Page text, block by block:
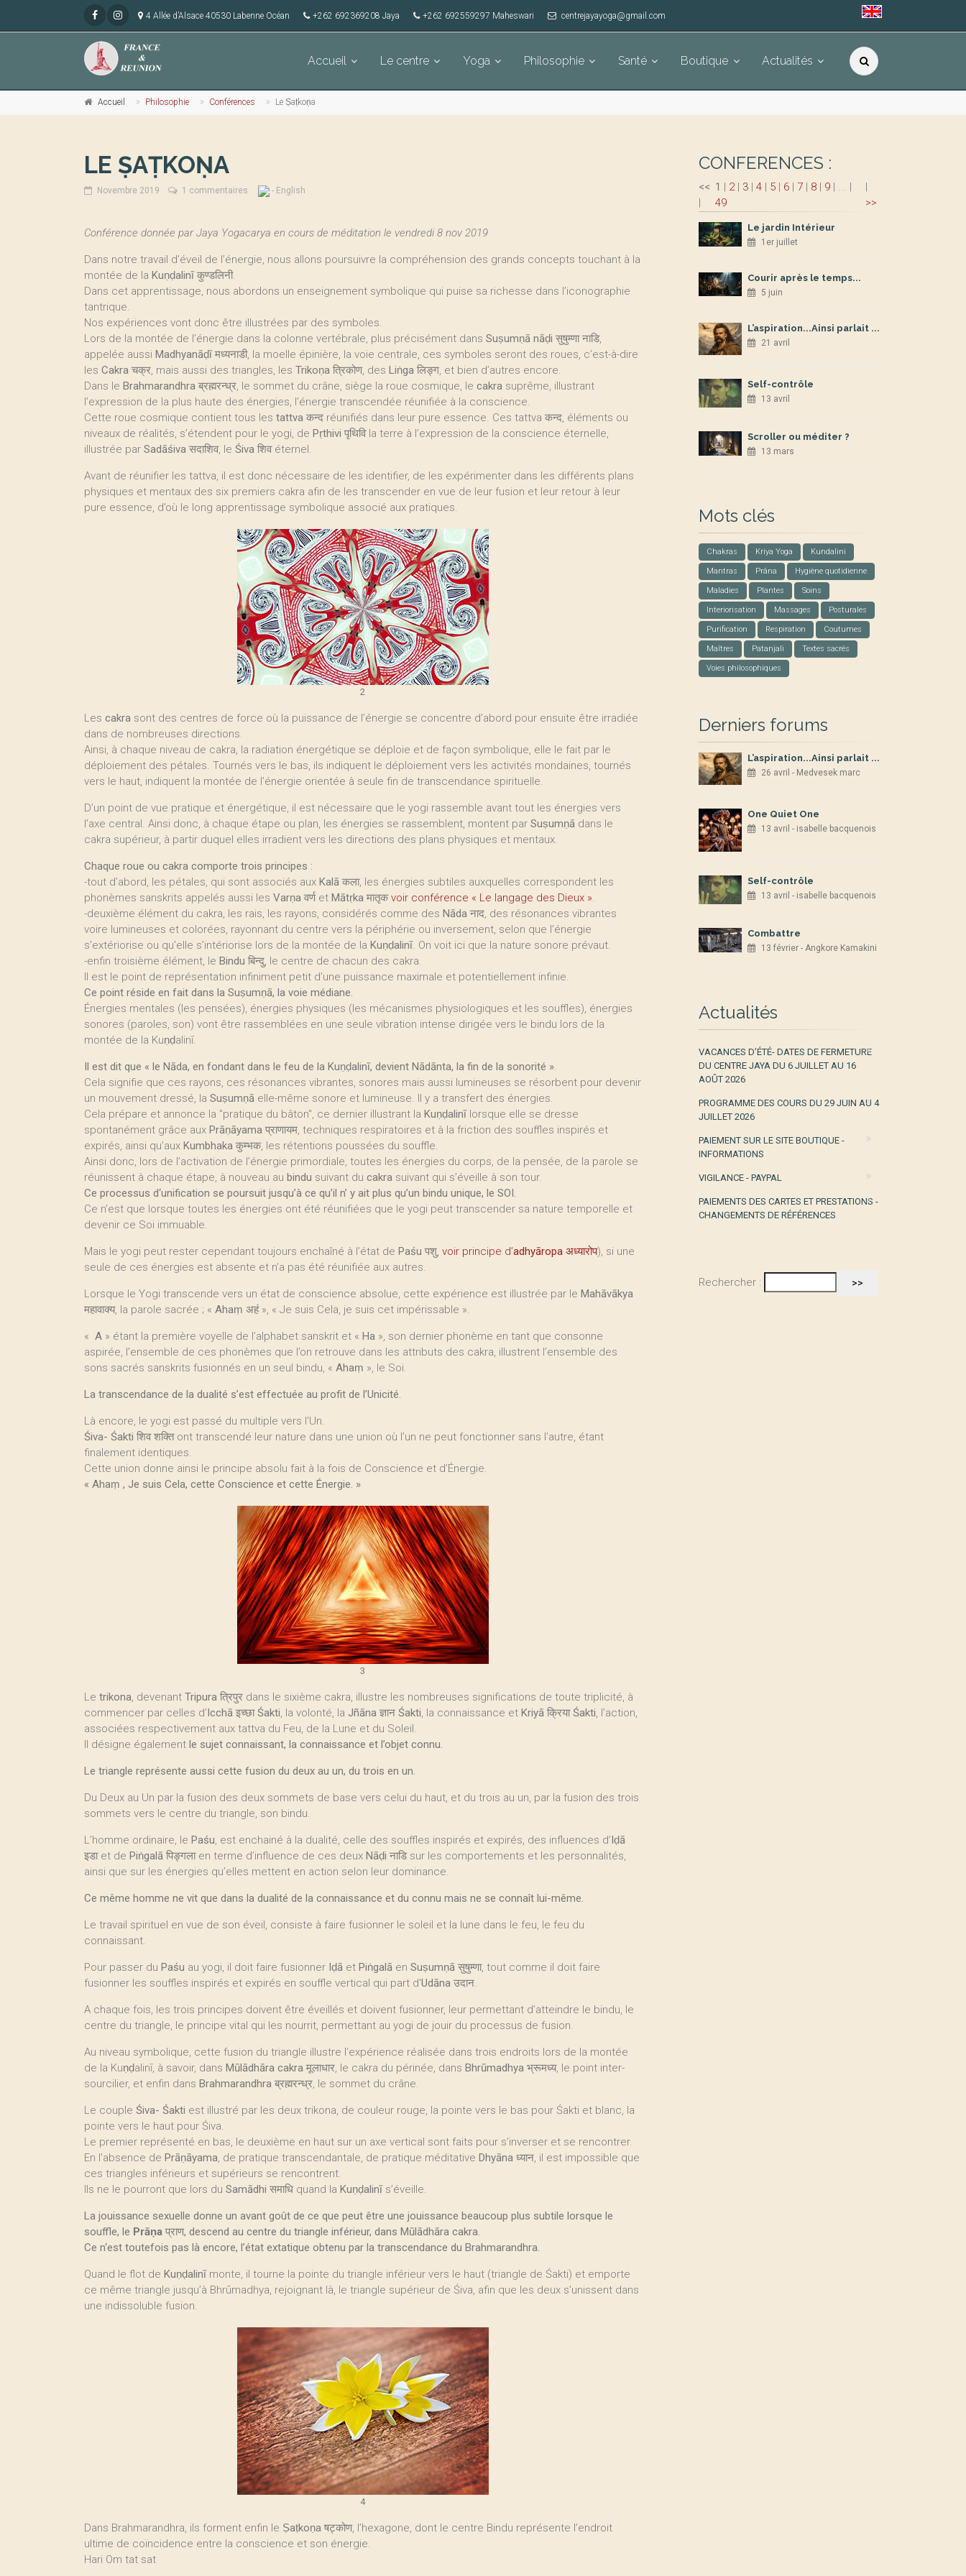
4 Allée d’Alsace 40530 Labenne Océan +262 692369208 Jaya +262 692559297 Maheswari centrejayayoga@gmail.com
Accueil Le centre Yoga Philosophie Santé Boutique Actualités
Accueil Philosophie Conférences Le Ṣaṭkoṇa
LE ṢAṬKOṆA
Novembre 2019 1 commentaires - English
Conférence donnée par Jaya Yogacarya en cours de méditation le vendredi 8 nov 2019
Dans notre travail d’éveil de l’énergie, nous allons poursuivre la compréhension des grands concepts touchant à la
montée de la Kuṇḍalinīकुण्डलिनी.
Dans cet apprentissage, nous abordons un enseignement symbolique qui puise sa richesse dans l’iconographie
tantrique.
Nos expériences vont donc être illustrées par des symboles.
Lors de la montée de l’énergie dans la colonne vertébrale, plus précisément dans Suṣumṇā nāḍi सुषुम्णा नाडि,
appelée aussi Madhyanāḍīमध्यनाडी, la moelle épinière, la voie centrale, ces symboles seront des roues, c’est-à-dire
les Cakra चक्र, mais aussi des triangles, les Trikoṇa त्रिकोण, des Liṅga लिङ्ग, et bien d’autres encore.
Dans le Brahmarandhra ब्रह्मरन्ध्र, le sommet du crâne, siège la roue cosmique, le cakra suprême, illustrant
l’expression de la plus haute des énergies, l’énergie transcendée réunifiée à la conscience.
Cette roue cosmique contient tous les tattva कन्द réunifiés dans leur pure essence. Ces tattva कन्द, éléments ou
niveaux de réalités, s’étendent pour le yogi, de Pṛthivi पृथिवि la terre à l’expression de la conscience éternelle,
illustrée par Sadāśiva सदाशिव, le Śiva शिव éternel.
Avant de réunifier les tattva, il est donc nécessaire de les identifier, de les expérimenter dans les différents plans
physiques et mentaux des six premiers cakra afin de les transcender en vue de leur fusion et leur retour à leur
pure essence, d’où le long apprentissage symbolique associé aux pratiques.
2
Les cakra sont des centres de force où la puissance de l’énergie se concentre d’abord pour ensuite être irradiée
dans de nombreuses directions.
Ainsi, à chaque niveau de cakra, la radiation énergétique se déploie et de façon symbolique, elle le fait par le
déploiement des pétales. Tournés vers le bas, ils indiquent le déploiement vers les activités mondaines, tournés
vers le haut, indiquent la montée de l’énergie orientée à seule fin de transcendance spirituelle.
D’un point de vue pratique et énergétique, il est nécessaire que le yogi rassemble avant tout les énergies vers
l’axe central. Ainsi donc, à chaque étape ou plan, les énergies se rassemblent, montent par Suṣumṇā dans le
cakra supérieur, à partir duquel elles irradient vers les directions des plans physiques et mentaux.
Chaque roue ou cakra comporte trois principes :
-tout d’abord, les pétales, qui sont associés aux Kalā कला, les énergies subtiles auxquelles correspondent les
phonèmes sanskrits appelés aussi les Varṇa वर्ण et Mātṛka मातृकvoir conférence « Le langage des Dieux ».
-deuxième élément du cakra, les rais, les rayons, considérés comme des Nāda नाद, des résonances vibrantes
voire lumineuses et colorées, rayonnant du centre vers la périphérie ou inversement, selon que l’énergie
s’extériorise ou qu’elle s’intériorise lors de la montée de la Kuṇḍalinī. On voit ici que la nature sonore prévaut.
-enfin troisième élément, le Bindu बिन्दु, le centre de chacun des cakra.
Il est le point de représentation infiniment petit d’une puissance maximale et potentiellement infinie.
Ce point réside en fait dans la Suṣumṇā, la voie médiane.
Énergies mentales (les pensées), énergies physiques (les mécanismes physiologiques et les souffles), énergies
sonores (paroles, son) vont être rassemblées en une seule vibration intense dirigée vers le bindu lors de la
montée de la Kuṇḍalinī.
Il est dit que « le Nāda, en fondant dans le feu de la Kuṇḍalinī, devient Nādānta, la fin de la sonorité ».
Cela signifie que ces rayons, ces résonances vibrantes, sonores mais aussi lumineuses se résorbent pour devenir
un mouvement dressé, la Suṣumṇā elle-même sonore et lumineuse. Il y a transfert des énergies.
Cela prépare et annonce la "pratique du bâton", ce dernier illustrant la Kuṇḍalinīlorsque elle se dresse
spontanément grâce aux Prāṇāyama प्राणायम, techniques respiratoires et à la friction des souffles inspirés et
expirés, ainsi qu’aux Kumbhaka कुम्भक, les rétentions poussées du souffle.
Ainsi donc, lors de l’activation de l’énergie primordiale, toutes les énergies du corps, de la pensée, de la parole se
réunissent à chaque étape, à nouveau au bindu suivant du cakra suivant qui s’éveille à son tour.
Ce processus d‘unification se poursuit jusqu’à ce qu’il n’ y ait plus qu’un bindu unique, le SOI.
Ce n’est que lorsque toutes les énergies ont été réunifiées que le yogi peut transcender sa nature temporelle et
devenir ce Soi immuable.
Mais le yogi peut rester cependant toujours enchaîné à l’état de Paśu पशु, voir principe d’adhyāropa अध्यारोप), si une
seule de ces énergies est absente et n’a pas été réunifiée aux autres.
Lorsque le Yogi transcende vers un état de conscience absolue, cette expérience est illustrée par le Mahāvākya
महावाक्य, la parole sacrée ; « Ahaṃ अहं », « Je suis Cela, je suis cet impérissable ».
« A » étant la première voyelle de l’alphabet sanskrit et « Ha », son dernier phonème en tant que consonne
aspirée, l’ensemble de ces phonèmes que l’on retrouve dans les attributs des cakra, illustrent l’ensemble des
sons sacrés sanskrits fusionnés en un seul bindu, « Ahaṃ », le Soi.
La transcendance de la dualité s’est effectuée au profit de l’Unicité.
Là encore, le yogi est passé du multiple vers l’Un.
Śiva- Śakti शिव शक्ति ont transcendé leur nature dans une union où l’un ne peut fonctionner sans l’autre, étant
finalement identiques.
Cette union donne ainsi le principe absolu fait à la fois de Conscience et d’Énergie.
« Ahaṃ , Je suis Cela, cette Conscience et cette Énergie. »
3
Le trikona, devenant Tripura त्रिपुर dans le sixième cakra, illustre les nombreuses significations de toute triplicité, à
commencer par celles d’Icchā इच्छाŚakti, la volonté, la Jñāna ज्ञान Śakti, la connaissance et Kriyā क्रियाŚakti, l’action,
associées respectivement aux tattva du Feu, de la Lune et du Soleil.
Il désigne également le sujet connaissant, la connaissance et l’objet connu.
Le triangle représente aussi cette fusion du deux au un, du trois en un.
Du Deux au Un par la fusion des deux sommets de base vers celui du haut, et du trois au un, par la fusion des trois
sommets vers le centre du triangle, son bindu.
L’homme ordinaire, le Paśu, est enchainé à la dualité, celle des souffles inspirés et expirés, des influences d’Iḍā
इडा et de Piṅgalā पिङ्गला en terme d’influence de ces deux Nāḍi नाडि sur les comportements et les personnalités,
ainsi que sur les énergies qu’elles mettent en action selon leur dominance.
Ce même homme ne vit que dans la dualité de la connaissance et du connu mais ne se connaît lui-même.
Le travail spirituel en vue de son éveil, consiste à faire fusionner le soleil et la lune dans le feu, le feu du
connaissant.
Pour passer du Paśu au yogi, il doit faire fusionner Iḍā et Piṅgalā en Suṣumṇā सुषुम्णा, tout comme il doit faire
fusionner les souffles inspirés et expirés en souffle vertical qui part d’Udāna उदान.
A chaque fois, les trois principes doivent être éveillés et doivent fusionner, leur permettant d’atteindre le bindu, le
centre du triangle, le principe vital qui les nourrit, permettant au yogi de jouir du processus de fusion.
Au niveau symbolique, cette fusion du triangle illustre l’expérience réalisée dans trois endroits lors de la montée
de la Kuṇḍalinī, à savoir, dans Mūlādhāra cakra मूलाधार, le cakra du périnée, dans Bhrūmadhya भ्रूमध्य, le point inter-
sourcilier, et enfin dans Brahmarandhra ब्रह्मरन्ध्र, le sommet du crâne.
Le couple Śiva- Śakti est illustré par les deux trikona, de couleur rouge, la pointe vers le bas pour Śakti et blanc, la
pointe vers le haut pour Śiva.
Le premier représenté en bas, le deuxième en haut sur un axe vertical sont faits pour s’inverser et se rencontrer.
En l’absence de Prāṇāyama, de pratique transcendantale, de pratique méditative Dhyāna ध्यान, il est impossible que
ces triangles inférieurs et supérieurs se rencontrent.
Ils ne le pourront que lors du Samādhi समाधि quand la Kuṇḍalinīs’éveille.
La jouissance sexuelle donne un avant goût de ce que peut être une jouissance beaucoup plus subtile lorsque le
souffle, le Prāṇa प्राण, descend au centre du triangle inférieur, dans Mūlādhāra cakra.
Ce n‘est toutefois pas là encore, l’état extatique obtenu par la transcendance du Brahmarandhra.
Quand le flot de Kuṇḍalinīmonte, il tourne la pointe du triangle inférieur vers le haut (triangle de Śakti) et emporte
ce même triangle jusqu’à Bhrūmadhya, rejoignant là, le triangle supérieur de Śiva, afin que les deux s’unissent dans
une indissoluble fusion.
4
Dans Brahmarandhra, ils forment enfin le Ṣaṭkoṇa षट्कोण, l’hexagone, dont le centre Bindu représente l’endroit
ultime de coïncidence entre la conscience et son énergie.
Hari Om tat sat
CONFERENCES :
<<
|
1 | 2| 3| 4| 5| 6| 7| 8| 9| ... |
49
|
>>
Le jardin Intérieur
1er juillet
Courir après le temps...
5 juin
L’aspiration...Ainsi parlait ...
21 avril
Self-contrôle
13 avril
Scroller ou méditer ?
13 mars
Mots clés
Chakras Kriya Yoga Kundalini
Mantras Prâna Hygiène quotidienne
Maladies Plantes Soins
Interiorisation Massages Posturales
Purification Respiration Coutumes
Maîtres Patanjali Textes sacrés
Voies philosophiques
Derniers forums
L’aspiration...Ainsi parlait ...
26 avril - Medvesek marc
One Quiet One
13 avril - isabelle bacquenois
Self-contrôle
13 avril - isabelle bacquenois
Combattre
13 février - Angkore Kamakini
Actualités
VACANCES D’ÉTÉ- DATES DE FERMETURE
DU CENTRE JAYA DU 6 JUILLET AU 16
AOÛT 2026
PROGRAMME DES COURS DU 29 JUIN AU 4
JUILLET 2026
PAIEMENT SUR LE SITE BOUTIQUE -
INFORMATIONS
VIGILANCE - PAYPAL
PAIEMENTS DES CARTES ET PRESTATIONS -
CHANGEMENTS DE RÉFÉRENCES
Rechercher :